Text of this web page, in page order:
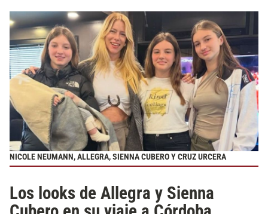
NICOLE NEUMANN, ALLEGRA, SIENNA CUBERO Y CRUZ URCERA
Los looks de Allegra y Sienna